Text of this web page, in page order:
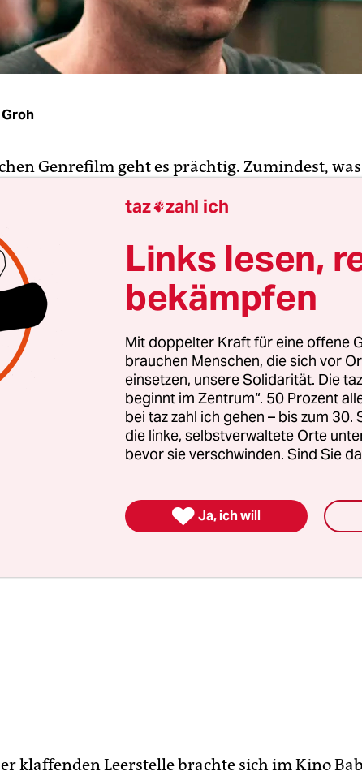
Genrefilm geht es prächtig. Zumindest,
Horrorfilme, visionäre Science-
Fantasy? Mit souveränem Auftritt, aufregend
Den filmischen Traditionen, der sozialen
In Deutschland nahezu Fehlanzeige.
Wettbewerbsbeitrag wie Sebastian
„Victoria“ bildet da eine so
dass der in einem einzigen Take gedrehte Film
ambitionierten Produktion, sondern
diskutiert wird.
klaffenden Leerstelle brachte sich im Kino
taz zahl ich
Links lesen,
bekämpfen
Mit doppelter Kraft für eine offene
brauchen Menschen, die sich vor
einsetzen, unsere Solidarität. Die
beginnt im Zentrum“. 50 Prozent
bei taz zahl ich gehen – bis zum
die linke, selbstverwaltete Orte
bevor sie verschwinden. Sind Sie
 Ja, ich will